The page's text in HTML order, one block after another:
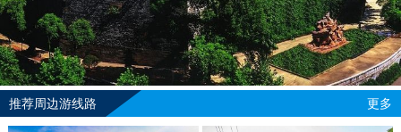
推荐周边游线路 更多